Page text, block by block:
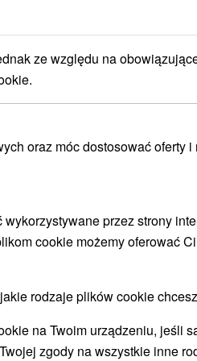
tańsze niż
przeżycia i
granic
Od 2 Noce
ze względu na
oraz móc dostosować oferty i
przez strony
cookie możemy oferować
rodzaje plików cookie
na Twoim urządzeniu, jeśli
zgody na wszystkie inne